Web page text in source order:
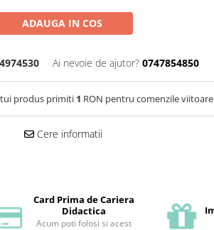
ADAUGA IN COS
Ai nevoie de ajutor? 0747854850
produs primiti 1 RON pentru comenzile viitoare
Cere informatii
Card Prima de Cariera
Didactica
Acum poti folosi si acest